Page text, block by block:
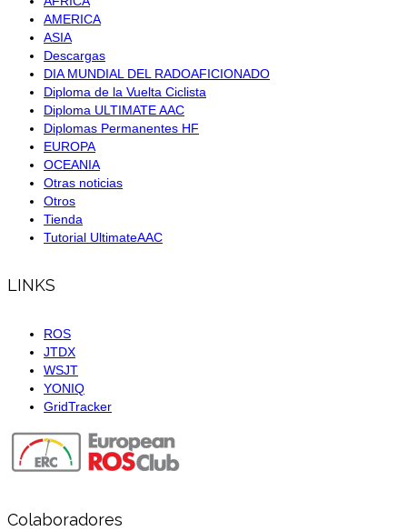
AMERICA
ASIA
Descargas
DIA MUNDIAL DEL RADOAFICIONADO
Diploma de la Vuelta Ciclista
Diploma ULTIMATE AAC
Diplomas Permanentes HF
EUROPA
OCEANIA
Otras noticias
Otros
Tienda
Tutorial UltimateAAC
LINKS
ROS
JTDX
WSJT
YONIQ
GridTracker
Colaboradores